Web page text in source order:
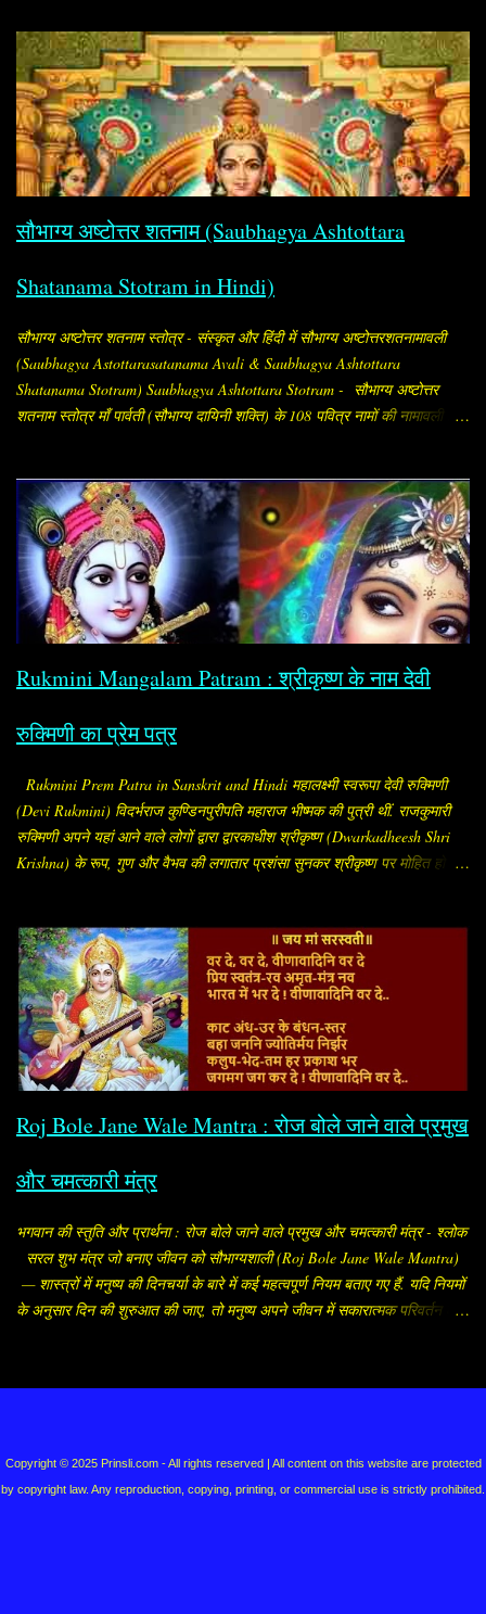
सौभाग्य अष्टोत्तर शतनाम (Saubhagya Ashtottara
Shatanama Stotram in Hindi)
सौभाग्य अष्टोत्तर शतनाम स्तोत्र - संस्कृत और हिंदी में सौभाग्य अष्टोत्तरशतनामावली
(Saubhagya Astottarasatanama Avali & Saubhagya Ashtottara
Shatanama Stotram) Saubhagya Ashtottara Stotram - सौभाग्य अष्टोत्तर
शतनाम स्तोत्र माँ पार्वती (सौभाग्य दायिनी शक्ति) के 108 पवित्र नामों की नामावली है,
कल्याण देने वाली शक्ति) के १०८ नामों का संकलन। इसे संस्कृत में "सौभाग्य
अष्टोत्तरशतनामावली" (Saubhāgya Aṣṭottaraśatanāma Avalī) कहा जाता है।
यह सामान्यतः “सौभाग्य अष्टोत्तरशतनाम / सौभाग्य अष्टोत्तरशतनामावली (Saubhagya
Ashtottara Shatanamavali)” के नाम से मिलता है। यह स्तोत्र माँ पार्वती (सौभाग्य
प्रदायिनी शक्ति) को समर्पित है। इसमें माता के १०८ नामों का वर्णन है, जो जप, पाठ या
पूजन के समय लिए जाते हैं। सामान्यत: इसका पाठ विवाहित स्त्रियाँ करती हैं, ताकि पति
का मंगल, दाम्पत्य सुख, आयु और अखंड सौभाग्य बना रहे। विशेष ...
Rukmini Mangalam Patram : श्रीकृष्ण के नाम देवी
रुक्मिणी का प्रेम पत्र
Rukmini Prem Patra in Sanskrit and Hindi महालक्ष्मी स्वरूपा देवी रुक्मिणी
(Devi Rukmini) विदर्भराज कुण्डिनपुरीपति महाराज भीष्मक की पुत्री थीं. राजकुमारी
रुक्मिणी अपने यहां आने वाले लोगों द्वारा द्वारकाधीश श्रीकृष्ण (Dwarkadheesh Shri
Krishna) के रूप, गुण और वैभव की लगातार प्रशंसा सुनकर श्रीकृष्ण पर मोहित हो गईं.
नाता.. देवी रुक्मिणी श्रीकृष्ण से प्रेम करने लगीं और मन ही मन उन्हें ही अपना पति भी
मान लिया और निश्चय कर लिया कि श्रीकृष्ण को छोड़कर किसी को भी पति रूप में वरण
नहीं करेंगी. उन्होंने अपनी यह इच्छा अपने माता-पिता को भी बता दी. उनके माता-पिता को
इस बात से कोई आपत्ति नहीं थी, लेकिन रुक्मिणी का भाई और कृष्णद्रोही रुक्मी ने अपनी
बहन का विवाह अपने मित्र शिशुपाल के साथ तय कर दिया. तब राजकुमारी रुक्मिणी
रोजाना गौरी मंदिर में जाकर पार्वती जी को मनाने लगीं. इसी बीच उन्होंने अपने
विश्वासपात्र ब्राह्मण को ...
Roj Bole Jane Wale Mantra : रोज बोले जाने वाले प्रमुख
और चमत्कारी मंत्र
भगवान की स्तुति और प्रार्थना : रोज बोले जाने वाले प्रमुख और चमत्कारी मंत्र - श्लोक
सरल शुभ मंत्र जो बनाए जीवन को सौभाग्यशाली (Roj Bole Jane Wale Mantra)
— शास्त्रों में मनुष्य की दिनचर्या के बारे में कई महत्वपूर्ण नियम बताए गए हैं. यदि नियमों
के अनुसार दिन की शुरुआत की जाए, तो मनुष्य अपने जीवन में सकारात्मक परिवर्तन ला
धर्मार्थौ चानुचिन्तयेत॥ वर्णं कीर्तिं मतिं लक्ष्मिं स्वास्थ्यमायुश्च विन्दति। ब्राह्मे मुहूर्ते
स्वास्थ्य, आयु, बल, बुद्धि और विद्या आदि को प्राप्त करता है. यहां हम सुबह-सुबह बोले
जाने और रोज पूजा के समय बोले जाने कुछ प्रमुख मंत्रों के बारे में बता रहे हैं- 1.
Copyright © 2025 Prinsli.com - All rights reserved | All content on this website are protected
by copyright law. Any reproduction, copying, printing, or commercial use is strictly prohibited.